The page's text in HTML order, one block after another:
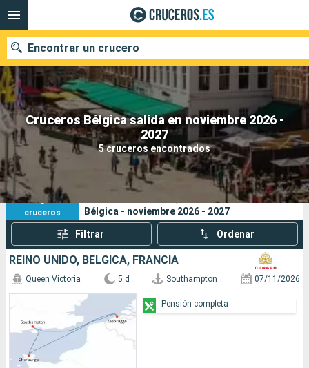
Cruceros Bélgica salida en noviembre 2026 -
2027
5 cruceros encontrados
Encontrar un crucero
Nuestros destinos
Fecha de salida
Puertos Compañías
Buscar
5
cruceros
Bélgica - noviembre 2026 - 2027
Filtrar Ordenar
REINO UNIDO, BÉLGICA, FRANCIA
Queen Victoria 5 d Southampton 07/11/2026
Pensión completa